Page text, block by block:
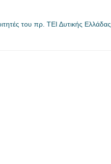
του πρ. ΤΕΙ Δυτικής Ελλάδας